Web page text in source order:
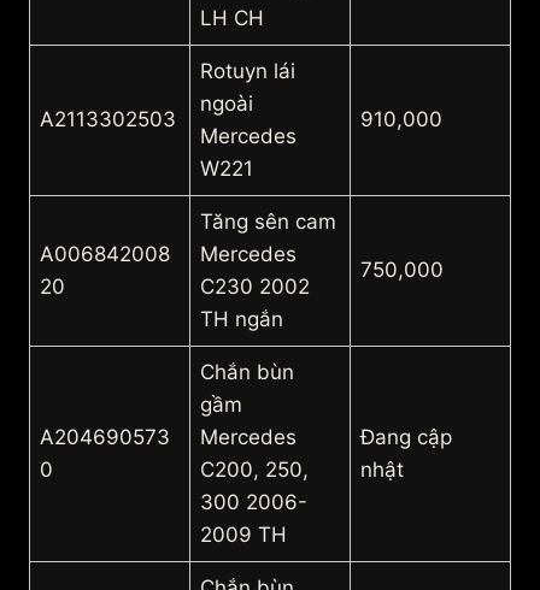
LH CH
A2113302503
Rotuyn lái
ngoài
Mercedes
W221
910,000
A006842008
20
Tăng sên cam
Mercedes
C230 2002
TH ngắn
750,000
A204690573
0
Chắn bùn
gầm
Mercedes
C200, 250,
300 2006-
2009 TH
Đang cập
nhật